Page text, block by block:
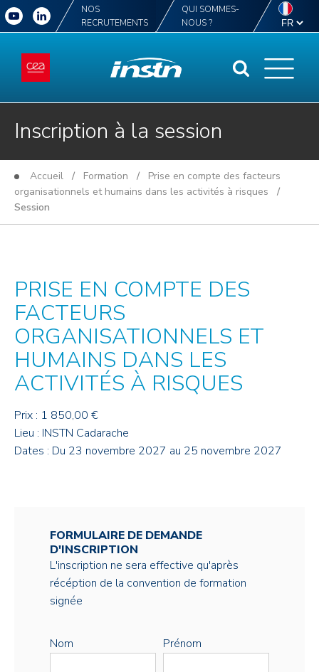
NOS
RECRUTEMENTS
QUI SOMMES-
NOUS ?
Inscription à la session
Accueil / Formation / Prise en compte des facteurs
organisationnels et humains dans les activités à risques /
Session
PRISE EN COMPTE DES
FACTEURS
ORGANISATIONNELS ET
HUMAINS DANS LES
ACTIVITÉS À RISQUES
Prix : 1 850,00 €
Lieu : INSTN Cadarache
Dates : Du 23 novembre 2027 au 25 novembre 2027
FORMULAIRE DE DEMANDE
D'INSCRIPTION
L'inscription ne sera effective qu'après
récéption de la convention de formation
signée
Nom Prénom